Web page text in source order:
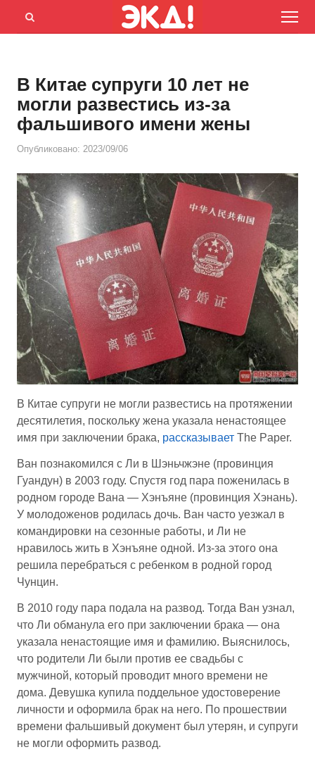
Menu
Открыть
В Китае супруги 10 лет не
могли развестись из-за
фальшивого имени жены
Опубликовано: 2023/09/06
В Китае супруги не могли развестись на протяжении
десятилетия, поскольку жена указала ненастоящее
имя при заключении брака, рассказывает The Paper.
Ван познакомился с Ли в Шэньчжэне (провинция
Гуандун) в 2003 году. Спустя год пара поженилась в
родном городе Вана — Хэнъяне (провинция Хэнань).
У молодоженов родилась дочь. Ван часто уезжал в
командировки на сезонные работы, и Ли не
нравилось жить в Хэнъяне одной. Из-за этого она
решила перебраться с ребенком в родной город
Чунцин.
В 2010 году пара подала на развод. Тогда Ван узнал,
что Ли обманула его при заключении брака — она
указала ненастоящие имя и фамилию. Выяснилось,
что родители Ли были против ее свадьбы с
мужчиной, который проводит много времени не
дома. Девушка купила поддельное удостоверение
личности и оформила брак на него. По прошествии
времени фальшивый документ был утерян, и супруги
не могли оформить развод.